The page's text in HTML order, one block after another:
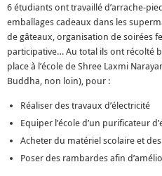
6 étudiants ont travaillé d’arrache-
emballages cadeaux dans les
de gâteaux, organisation de soirées
participative… Au total ils ont récolté
place à l’école de Shree Laxmi
Buddha, non loin), pour :
Réaliser des travaux d’électricité
Equiper l’école d’un purificateur
Acheter du matériel scolaire et
Poser des rambardes afin